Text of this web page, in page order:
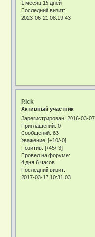
1 месяц 15 дней
Последний визит:
2023-06-21 08:19:43
Rick
Активный участник
Зарегистрирован: 2016-03-07
Приглашений: 0
Сообщений: 83
Уважение: [+10/-0]
Позитив: [+45/-3]
Провел на форуме:
4 дня 6 часов
Последний визит:
2017-03-17 10:31:03